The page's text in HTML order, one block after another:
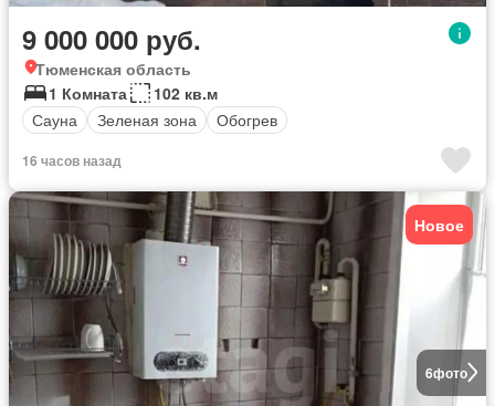
9 000 000 руб.
Тюменская область
1 Комната
102 кв.м
Сауна
Зеленая зона Обогрев
16 часов назад
6фото
Новое